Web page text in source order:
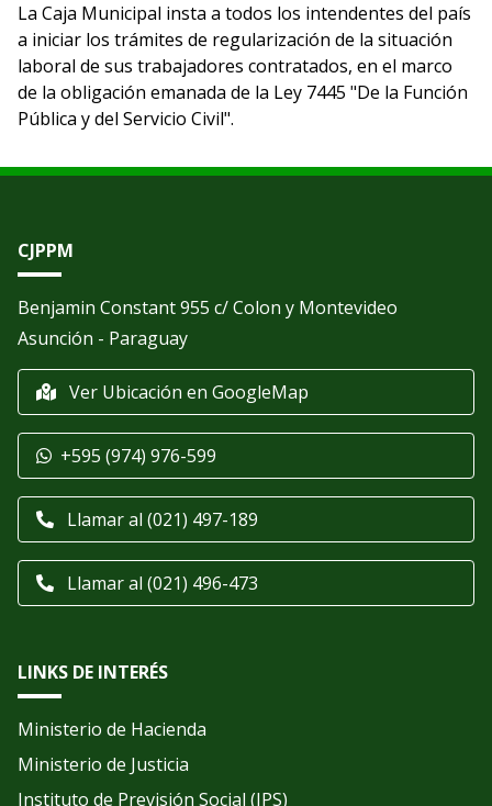
La Caja Municipal insta a todos los intendentes del país
a iniciar los trámites de regularización de la situación
laboral de sus trabajadores contratados, en el marco
de la obligación emanada de la Ley 7445 "De la Función
Pública y del Servicio Civil".
CJPPM
Benjamin Constant 955 c/ Colon y Montevideo
Asunción - Paraguay
Ver Ubicación en GoogleMap
+595 (974) 976-599
Llamar al (021) 497-189
Llamar al (021) 496-473
LINKS DE INTERÉS
Ministerio de Hacienda
Ministerio de Justicia
Instituto de Previsión Social (IPS)